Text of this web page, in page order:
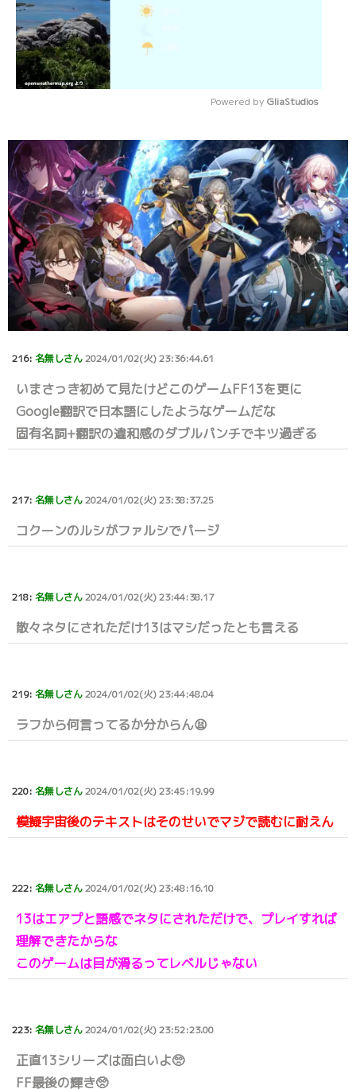
Powered by GliaStudios
216: 名無しさん2024/01/02(火) 23:36:44.61
いまさっき初めて見たけどこのゲームFF13を更に
Google翻訳で日本語にしたようなゲームだな
固有名詞+翻訳の違和感のダブルパンチでキツ過ぎる
217: 名無しさん2024/01/02(火) 23:38:37.25
コクーンのルシがファルシでパージ
218: 名無しさん2024/01/02(火) 23:44:38.17
散々ネタにされただけ13はマシだったとも言える
219: 名無しさん2024/01/02(火) 23:44:48.04
ラフから何言ってるか分からん😫
220: 名無しさん2024/01/02(火) 23:45:19.99
模擬宇宙後のテキストはそのせいでマジで読むに耐えん
222: 名無しさん2024/01/02(火) 23:48:16.10
13はエアプと語感でネタにされただけで、プレイすれば
理解できたからな
このゲームは目が滑るってレベルじゃない
223: 名無しさん2024/01/02(火) 23:52:23.00
正直13シリーズは面白いよ🥺
FF最後の輝き🥺